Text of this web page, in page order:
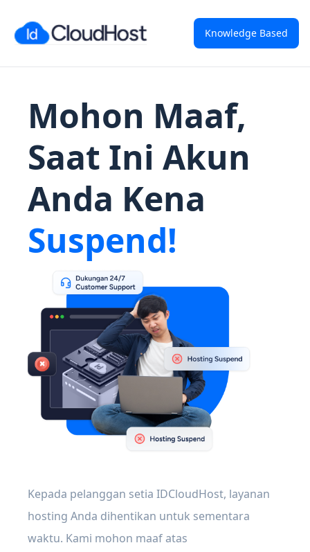
Knowledge Based
Mohon Maaf,
Saat Ini Akun
Anda Kena
Suspend!
Kepada pelanggan setia IDCloudHost, layanan
hosting Anda dihentikan untuk sementara
waktu. Kami mohon maaf atas